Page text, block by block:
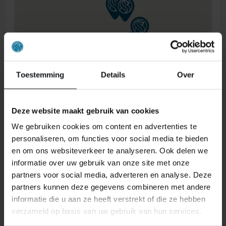
Toestemming Details Over
Deze website maakt gebruik van cookies
We gebruiken cookies om content en advertenties te
personaliseren, om functies voor social media te bieden
en om ons websiteverkeer te analyseren. Ook delen we
informatie over uw gebruik van onze site met onze
partners voor social media, adverteren en analyse. Deze
partners kunnen deze gegevens combineren met andere
informatie die u aan ze heeft verstrekt of die ze hebben
verzameld op basis van uw gebruik van hun services.
ONS RETOURBELEID
Individuell gestaltete Artikel wie Matratzen,
Lattenroste, Obermatratzen und Boxspring-
Sets fallen NICHT unter die
Rückgabebestimmungen und können von
uns nicht zurückgenommen werden.